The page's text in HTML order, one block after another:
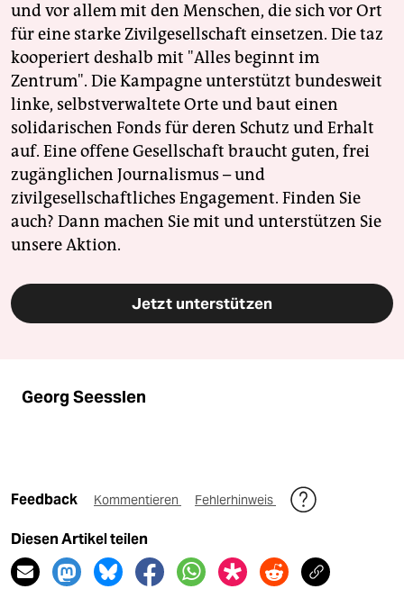
und vor allem mit den Menschen, die sich vor Ort
für eine starke Zivilgesellschaft einsetzen. Die taz
kooperiert deshalb mit "Alles beginnt im
Zentrum". Die Kampagne unterstützt bundesweit
linke, selbstverwaltete Orte und baut einen
solidarischen Fonds für deren Schutz und Erhalt
auf. Eine offene Gesellschaft braucht guten, frei
zugänglichen Journalismus – und
zivilgesellschaftliches Engagement. Finden Sie
auch? Dann machen Sie mit und unterstützen Sie
unsere Aktion.
Jetzt unterstützen
Georg Seesslen
Feedback Kommentieren Fehlerhinweis
Diesen Artikel teilen